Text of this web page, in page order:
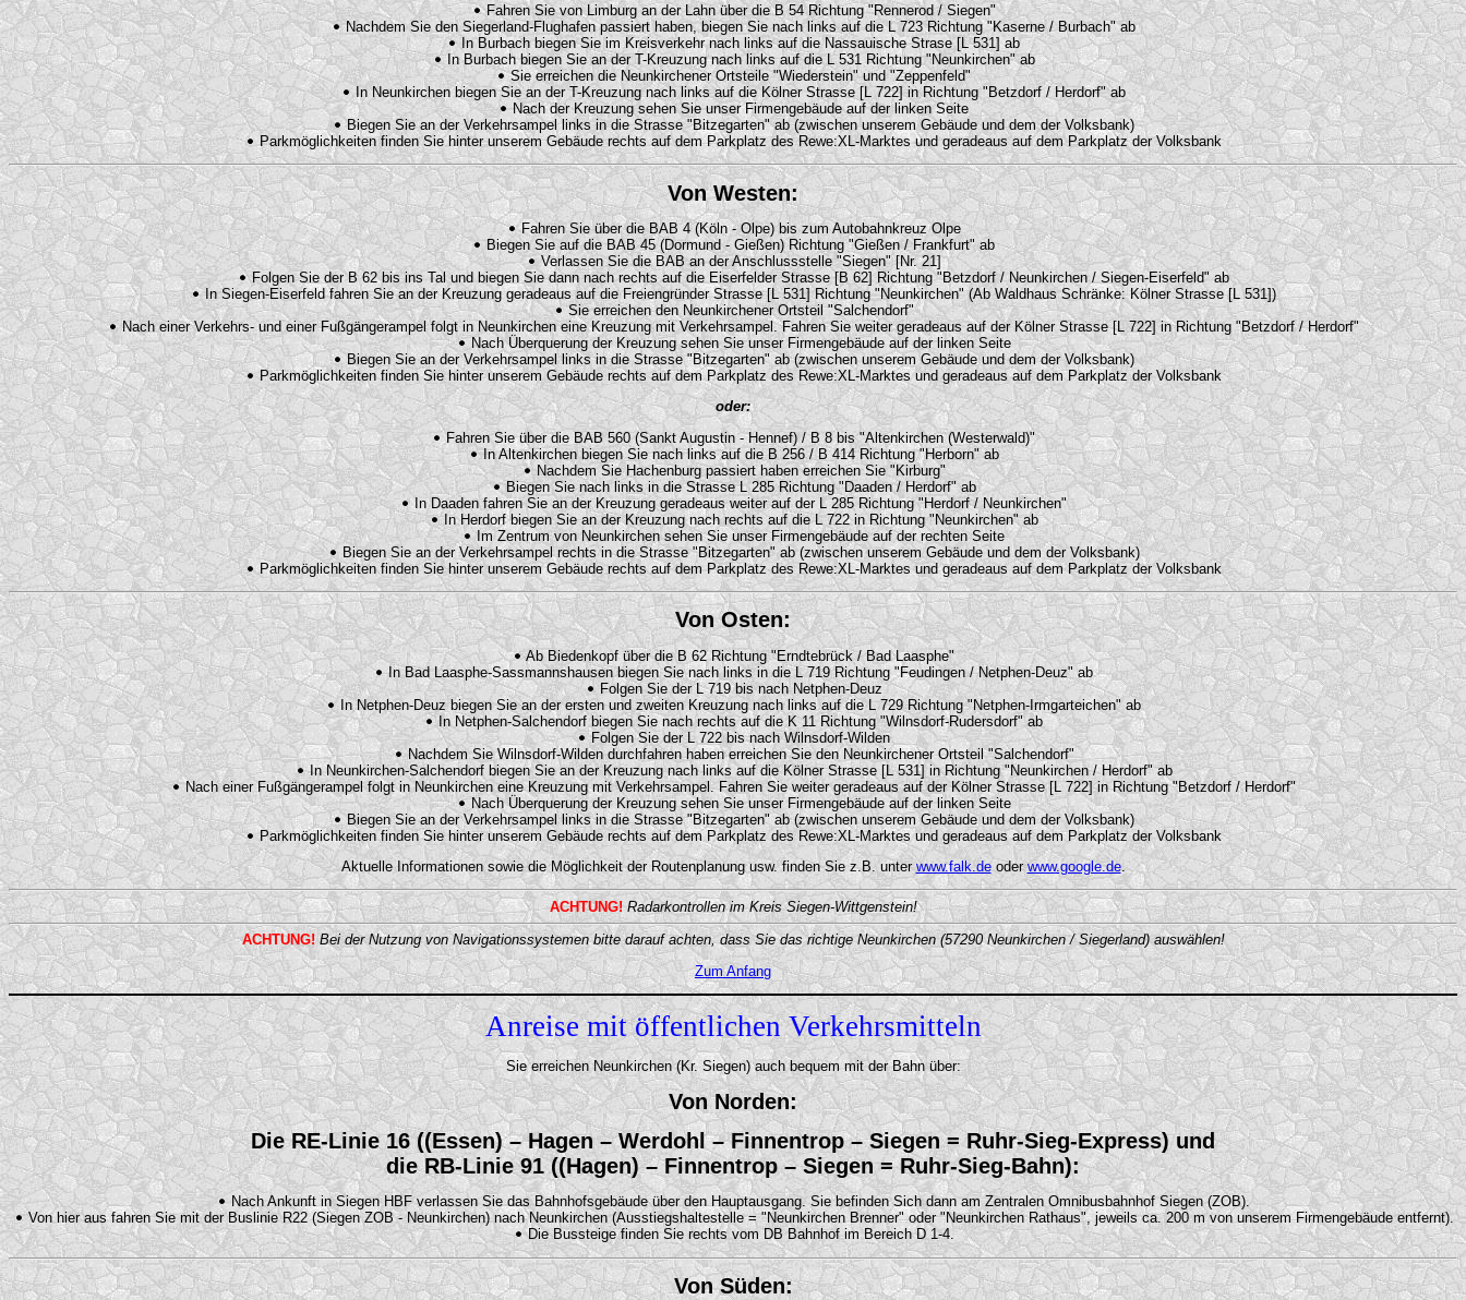
Fahren Sie von Limburg an der Lahn über die B 54 Richtung "Rennerod / Siegen"
Nachdem Sie den Siegerland-Flughafen passiert haben, biegen Sie nach links auf die L 723 Richtung "Kaserne / Burbach" ab
In Burbach biegen Sie im Kreisverkehr nach links auf die Nassauische Strase [L 531] ab
In Burbach biegen Sie an der T-Kreuzung nach links auf die L 531 Richtung "Neunkirchen" ab
Sie erreichen die Neunkirchener Ortsteile "Wiederstein" und "Zeppenfeld"
In Neunkirchen biegen Sie an der T-Kreuzung nach links auf die Kölner Strasse [L 722] in Richtung "Betzdorf / Herdorf" ab
Nach der Kreuzung sehen Sie unser Firmengebäude auf der linken Seite
Biegen Sie an der Verkehrsampel links in die Strasse "Bitzegarten" ab (zwischen unserem Gebäude und dem der Volksbank)
Parkmöglichkeiten finden Sie hinter unserem Gebäude rechts auf dem Parkplatz des Rewe:XL-Marktes und geradeaus auf dem Parkplatz der Volksbank
Von Westen:
Fahren Sie über die BAB 4 (Köln - Olpe) bis zum Autobahnkreuz Olpe
Biegen Sie auf die BAB 45 (Dormund - Gießen) Richtung "Gießen / Frankfurt" ab
Verlassen Sie die BAB an der Anschlussstelle "Siegen" [Nr. 21]
Folgen Sie der B 62 bis ins Tal und biegen Sie dann nach rechts auf die Eiserfelder Strasse [B 62] Richtung "Betzdorf / Neunkirchen / Siegen-Eiserfeld" ab
In Siegen-Eiserfeld fahren Sie an der Kreuzung geradeaus auf die Freiengründer Strasse [L 531] Richtung "Neunkirchen" (Ab Waldhaus Schränke: Kölner Strasse [L 531])
Sie erreichen den Neunkirchener Ortsteil "Salchendorf"
Nach einer Verkehrs- und einer Fußgängerampel folgt in Neunkirchen eine Kreuzung mit Verkehrsampel. Fahren Sie weiter geradeaus auf der Kölner Strasse [L 722] in Richtung "Betzdorf / Herdorf"
Nach Überquerung der Kreuzung sehen Sie unser Firmengebäude auf der linken Seite
Biegen Sie an der Verkehrsampel links in die Strasse "Bitzegarten" ab (zwischen unserem Gebäude und dem der Volksbank)
Parkmöglichkeiten finden Sie hinter unserem Gebäude rechts auf dem Parkplatz des Rewe:XL-Marktes und geradeaus auf dem Parkplatz der Volksbank
oder:
Fahren Sie über die BAB 560 (Sankt Augustin - Hennef) / B 8 bis "Altenkirchen (Westerwald)"
In Altenkirchen biegen Sie nach links auf die B 256 / B 414 Richtung "Herborn" ab
Nachdem Sie Hachenburg passiert haben erreichen Sie "Kirburg"
Biegen Sie nach links in die Strasse L 285 Richtung "Daaden / Herdorf" ab
In Daaden fahren Sie an der Kreuzung geradeaus weiter auf der L 285 Richtung "Herdorf / Neunkirchen"
In Herdorf biegen Sie an der Kreuzung nach rechts auf die L 722 in Richtung "Neunkirchen" ab
Im Zentrum von Neunkirchen sehen Sie unser Firmengebäude auf der rechten Seite
Biegen Sie an der Verkehrsampel rechts in die Strasse "Bitzegarten" ab (zwischen unserem Gebäude und dem der Volksbank)
Parkmöglichkeiten finden Sie hinter unserem Gebäude rechts auf dem Parkplatz des Rewe:XL-Marktes und geradeaus auf dem Parkplatz der Volksbank
Von Osten:
Ab Biedenkopf über die B 62 Richtung "Erndtebrück / Bad Laasphe"
In Bad Laasphe-Sassmannshausen biegen Sie nach links in die L 719 Richtung "Feudingen / Netphen-Deuz" ab
Folgen Sie der L 719 bis nach Netphen-Deuz
In Netphen-Deuz biegen Sie an der ersten und zweiten Kreuzung nach links auf die L 729 Richtung "Netphen-Irmgarteichen" ab
In Netphen-Salchendorf biegen Sie nach rechts auf die K 11 Richtung "Wilnsdorf-Rudersdorf" ab
Folgen Sie der L 722 bis nach Wilnsdorf-Wilden
Nachdem Sie Wilnsdorf-Wilden durchfahren haben erreichen Sie den Neunkirchener Ortsteil "Salchendorf"
In Neunkirchen-Salchendorf biegen Sie an der Kreuzung nach links auf die Kölner Strasse [L 531] in Richtung "Neunkirchen / Herdorf" ab
Nach einer Fußgängerampel folgt in Neunkirchen eine Kreuzung mit Verkehrsampel. Fahren Sie weiter geradeaus auf der Kölner Strasse [L 722] in Richtung "Betzdorf / Herdorf"
Nach Überquerung der Kreuzung sehen Sie unser Firmengebäude auf der linken Seite
Biegen Sie an der Verkehrsampel links in die Strasse "Bitzegarten" ab (zwischen unserem Gebäude und dem der Volksbank)
Parkmöglichkeiten finden Sie hinter unserem Gebäude rechts auf dem Parkplatz des Rewe:XL-Marktes und geradeaus auf dem Parkplatz der Volksbank
Aktuelle Informationen sowie die Möglichkeit der Routenplanung usw. finden Sie z.B. unter www.falk.deoderwww.google.de.
ACHTUNG! Radarkontrollen im Kreis Siegen-Wittgenstein!
ACHTUNG! Bei der Nutzung von Navigationssystemen bitte darauf achten, dass Sie das richtige Neunkirchen (57290 Neunkirchen / Siegerland) auswählen!
Zum Anfang
Anreise mit öffentlichen Verkehrsmitteln
Sie erreichen Neunkirchen (Kr. Siegen) auch bequem mit der Bahn über:
Von Norden:
Die RE-Linie 16 ((Essen) – Hagen – Werdohl – Finnentrop – Siegen = Ruhr-Sieg-Express) und
die RB-Linie 91 ((Hagen) – Finnentrop – Siegen = Ruhr-Sieg-Bahn):
Nach Ankunft in Siegen HBF verlassen Sie das Bahnhofsgebäude über den Hauptausgang. Sie befinden Sich dann am Zentralen Omnibusbahnhof Siegen (ZOB).
Von hier aus fahren Sie mit der Buslinie R22 (Siegen ZOB - Neunkirchen) nach Neunkirchen (Ausstiegshaltestelle = "Neunkirchen Brenner" oder "Neunkirchen Rathaus", jeweils ca. 200 m von unserem Firmengebäude entfernt).
Die Bussteige finden Sie rechts vom DB Bahnhof im Bereich D 1-4.
Von Süden: